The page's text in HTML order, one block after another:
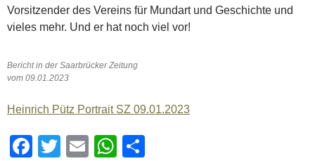
Vorsitzender des Vereins für Mundart und Geschichte und
vieles mehr. Und er hat noch viel vor!
Bericht in der Saarbrücker Zeitung
vom 09.01.2023
Heinrich Pütz Portrait SZ 09.01.2023
F
T
E
W